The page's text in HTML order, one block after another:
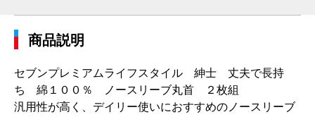
商品説明
セブンプレミアムライフスタイル 紳士 丈夫で長持
ち 綿１００％ ノースリーブ丸首 ２枚組
汎用性が高く、デイリー使いにおすすめのノースリーブ